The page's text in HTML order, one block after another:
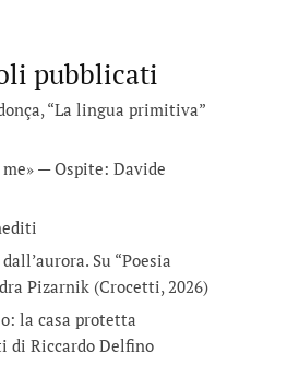
pubblicati
“La lingua primitiva”
me» — Ospite: Davide
Su “Poesia
Pizarnik (Crocetti, 2026)
la casa protetta
di Riccardo Delfino